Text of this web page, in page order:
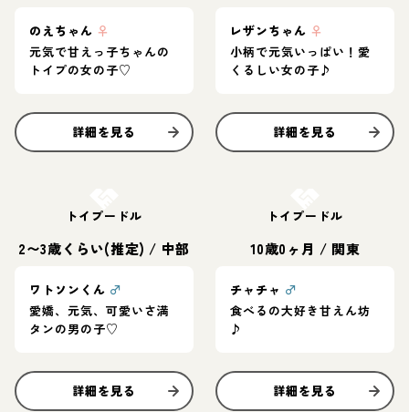
のえちゃん ♀
元気で甘えっ子ちゃんの
トイプの女の子♡
詳細を見る
レザンちゃん ♀
小柄で元気いっぱい！愛
くるしい女の子♪
詳細を見る
トイプードル
2〜3歳くらい(推定) / 中部
ワトソンくん ♂
愛嬌、元気、可愛いさ満
タンの男の子♡
詳細を見る
トイプードル
10歳0ヶ月 / 関東
チャチャ ♂
食べるの大好き甘えん坊
♪
詳細を見る